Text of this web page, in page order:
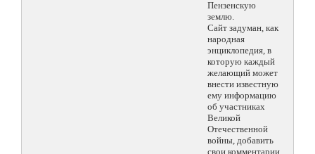
Пензенскую
землю.
Сайт задуман, как
народная
энциклопедия, в
которую каждый
желающий может
внести известную
ему информацию
об участниках
Великой
Отечественной
войны, добавить
свои комментарии